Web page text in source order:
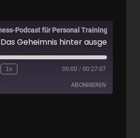
Podcast für Personal Training
Das Geheimnis hinter ausgebucht
1x 00:00 / 00:27:07
ABONNIEREN